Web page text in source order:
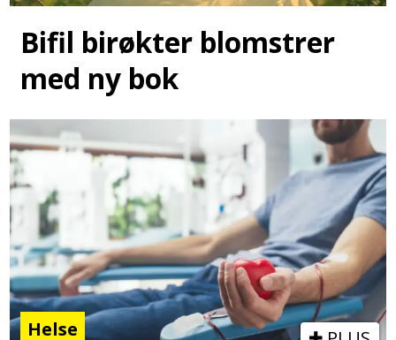
Bifil birøkter blomstrer
med ny bok
Helse